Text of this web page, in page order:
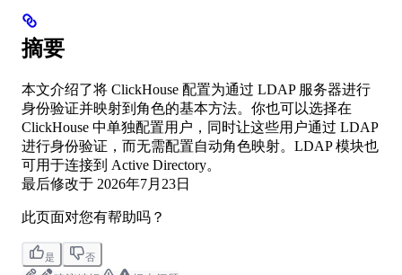
摘要
本文介绍了将 ClickHouse 配置为通过 LDAP 服务器进行
身份验证并映射到角色的基本方法。你也可以选择在
ClickHouse 中单独配置用户，同时让这些用户通过 LDAP
进行身份验证，而无需配置自动角色映射。LDAP 模块也
可用于连接到 Active Directory。
最后修改于 2026年7月23日
此页面对您有帮助吗？
是 否